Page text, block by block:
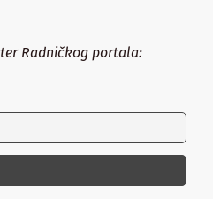
Radničkog portala: